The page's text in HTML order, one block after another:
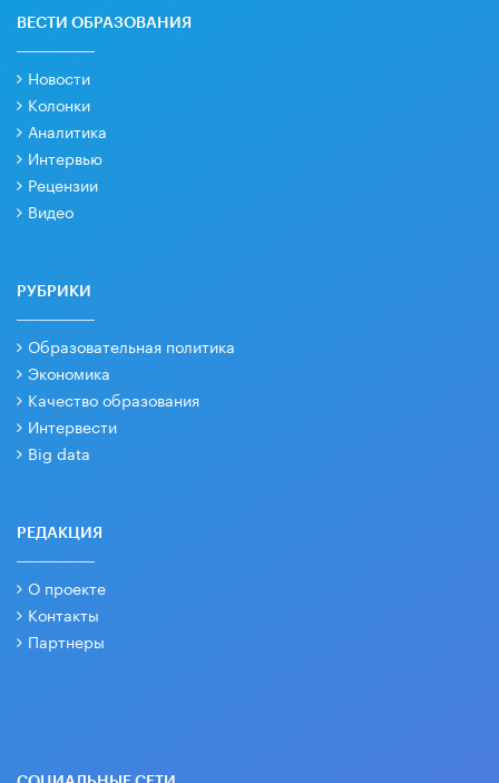
ВЕСТИ ОБРАЗОВАНИЯ
Новости
Колонки
Аналитика
Интервью
Рецензии
Видео
РУБРИКИ
Образовательная политика
Экономика
Качество образования
Интервести
Big data
РЕДАКЦИЯ
О проекте
Контакты
Партнеры